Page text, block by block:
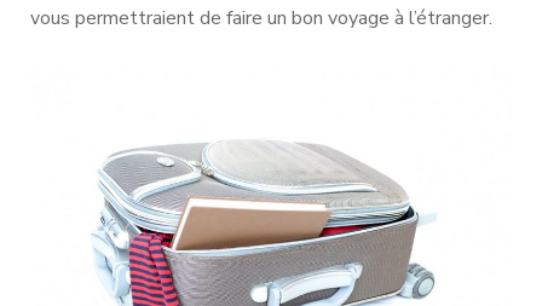
vous permettraient de faire un bon voyage à l’étranger.